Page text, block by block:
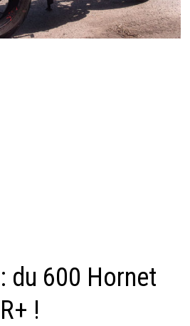
du 600 Hornet
!